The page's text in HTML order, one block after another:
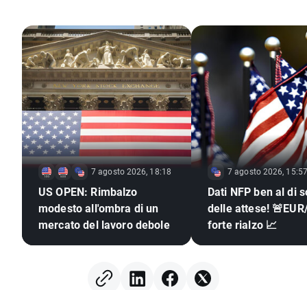
7 agosto 2026, 18:18
US OPEN: Rimbalzo
modesto all'ombra di un
mercato del lavoro debole
7 agosto 2026, 15:57
Dati NFP ben al di
delle attese!
forte rialzo 📈